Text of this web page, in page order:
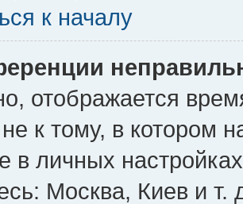
к началу
отображается
к тому, в котором
в личных
Москва, Киев и т.